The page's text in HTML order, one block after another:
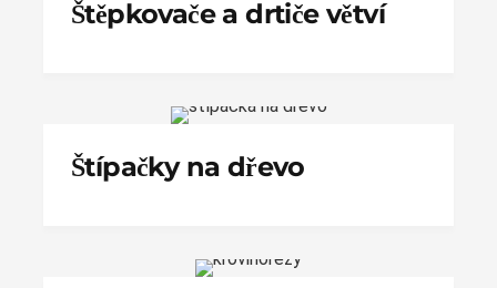
Štěpkovače a drtiče větví
Štípačky na dřevo